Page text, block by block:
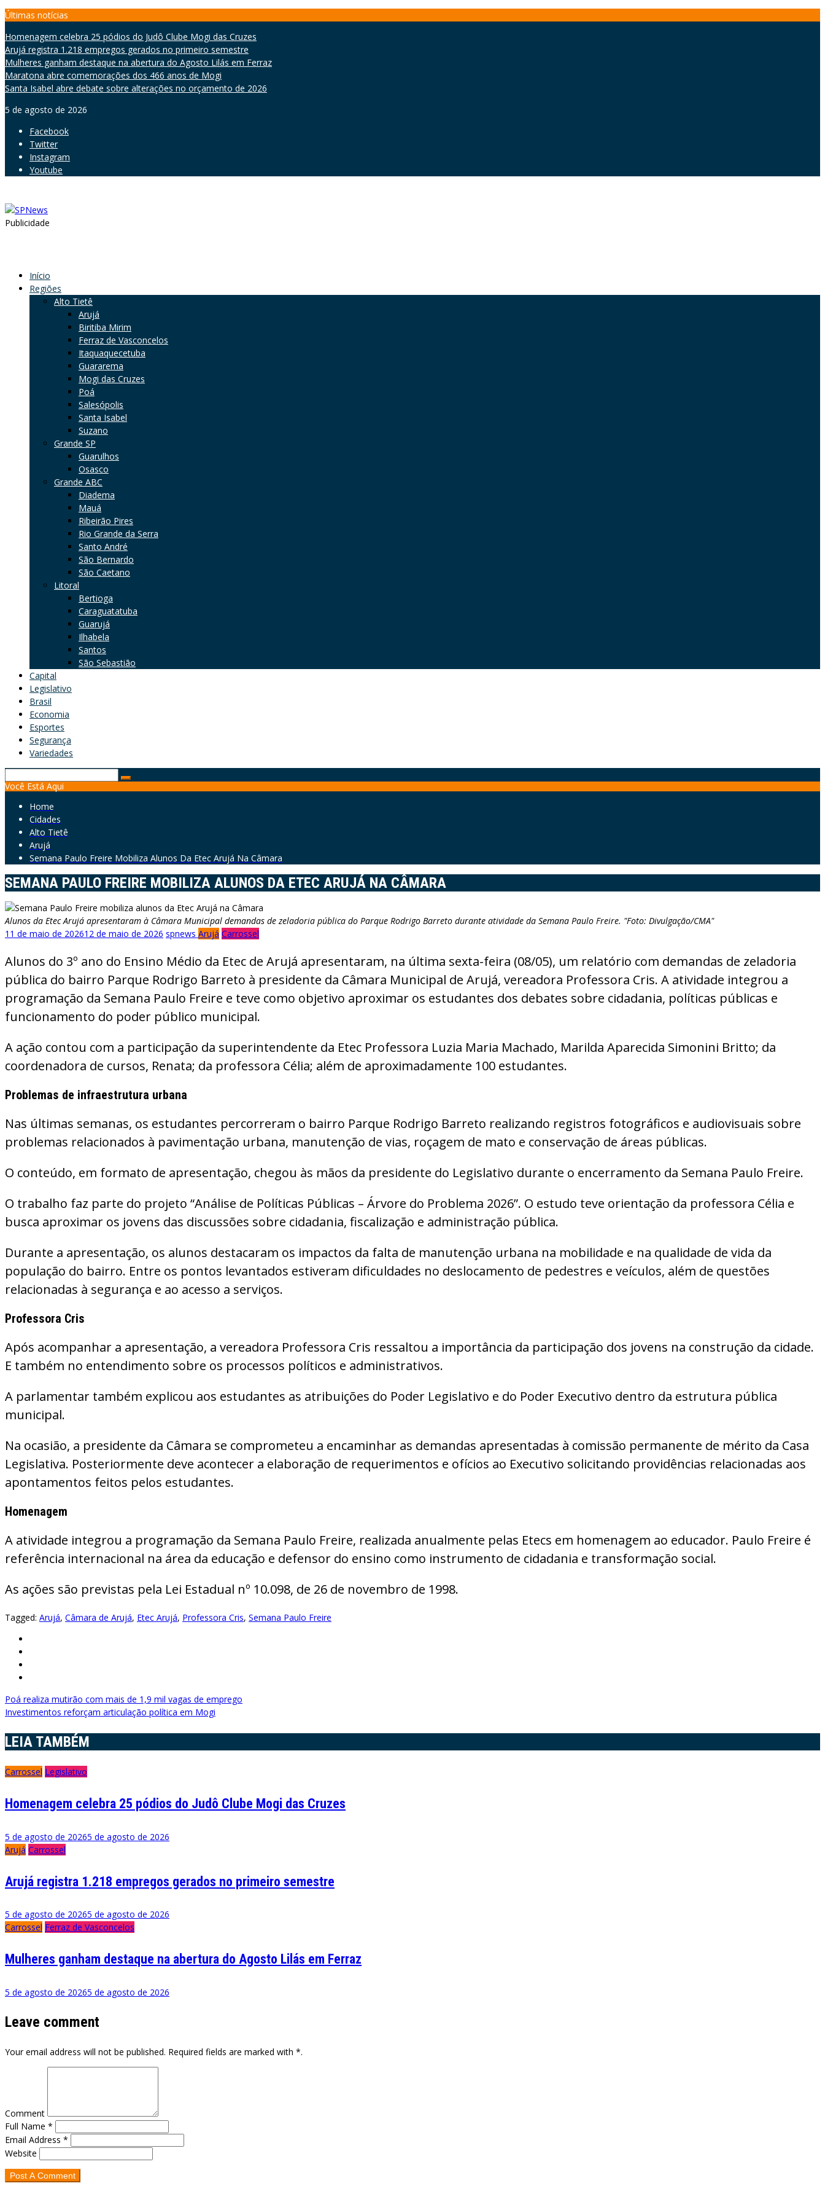
Skip
content
Últimas notícias
Homenagem celebra 25 pódios do Judô Clube Mogi das Cruzes
Arujá registra 1.218 empregos gerados no primeiro semestre
Mulheres ganham destaque na abertura do Agosto Lilás em Ferraz
Maratona abre comemorações dos 466 anos de Mogi
Santa Isabel abre debate sobre alterações no orçamento de 2026
5 de agosto de 2026
Facebook
Twitter
Instagram
Youtube
Publicidade
Início
Regiões
Alto Tietê
Arujá
Biritiba Mirim
Ferraz de Vasconcelos
Itaquaquecetuba
Guararema
Mogi das Cruzes
Poá
Salesópolis
Santa Isabel
Suzano
Grande SP
Guarulhos
Osasco
Grande ABC
Diadema
Mauá
Ribeirão Pires
Rio Grande da Serra
Santo André
São Bernardo
São Caetano
Litoral
Bertioga
Caraguatatuba
Guarujá
Ilhabela
Santos
São Sebastião
Capital
Legislativo
Brasil
Economia
Esportes
Segurança
Variedades
for:
Você Está Aqui
Home
Cidades
Alto Tietê
Arujá
Semana Paulo Freire Mobiliza Alunos Da Etec Arujá Na Câmara
SEMANA PAULO FREIRE MOBILIZA ALUNOS DA ETEC ARUJÁ NA CÂMARA
Alunos da Etec Arujá apresentaram à Câmara Municipal demandas de zeladoria pública do Parque Rodrigo Barreto durante atividade da Semana Paulo Freire. "Foto: Divulgação/CMA"
11 de maio de 202612 de maio de 2026 spnews Arujá Carrossel
Alunos do 3º ano do Ensino Médio da Etec de Arujá apresentaram, na última sexta-feira (08/05), um relatório com demandas de zeladoria
pública do bairro Parque Rodrigo Barreto à presidente da Câmara Municipal de Arujá, vereadora Professora Cris. A atividade integrou a
programação da Semana Paulo Freire e teve como objetivo aproximar os estudantes dos debates sobre cidadania, políticas públicas e
funcionamento do poder público municipal.
A ação contou com a participação da superintendente da Etec Professora Luzia Maria Machado, Marilda Aparecida Simonini Britto; da
coordenadora de cursos, Renata; da professora Célia; além de aproximadamente 100 estudantes.
Problemas de infraestrutura urbana
Nas últimas semanas, os estudantes percorreram o bairro Parque Rodrigo Barreto realizando registros fotográficos e audiovisuais sobre
problemas relacionados à pavimentação urbana, manutenção de vias, roçagem de mato e conservação de áreas públicas.
O conteúdo, em formato de apresentação, chegou às mãos da presidente do Legislativo durante o encerramento da Semana Paulo Freire.
O trabalho faz parte do projeto “Análise de Políticas Públicas – Árvore do Problema 2026”. O estudo teve orientação da professora Célia e
busca aproximar os jovens das discussões sobre cidadania, fiscalização e administração pública.
Durante a apresentação, os alunos destacaram os impactos da falta de manutenção urbana na mobilidade e na qualidade de vida da
população do bairro. Entre os pontos levantados estiveram dificuldades no deslocamento de pedestres e veículos, além de questões
relacionadas à segurança e ao acesso a serviços.
Professora Cris
Após acompanhar a apresentação, a vereadora Professora Cris ressaltou a importância da participação dos jovens na construção da cidade.
E também no entendimento sobre os processos políticos e administrativos.
A parlamentar também explicou aos estudantes as atribuições do Poder Legislativo e do Poder Executivo dentro da estrutura pública
municipal.
Na ocasião, a presidente da Câmara se comprometeu a encaminhar as demandas apresentadas à comissão permanente de mérito da Casa
Legislativa. Posteriormente deve acontecer a elaboração de requerimentos e ofícios ao Executivo solicitando providências relacionadas aos
apontamentos feitos pelos estudantes.
Homenagem
A atividade integrou a programação da Semana Paulo Freire, realizada anualmente pelas Etecs em homenagem ao educador. Paulo Freire é
referência internacional na área da educação e defensor do ensino como instrumento de cidadania e transformação social.
As ações são previstas pela Lei Estadual nº 10.098, de 26 de novembro de 1998.
Tagged: Arujá, Câmara de Arujá, Etec Arujá, Professora Cris, Semana Paulo Freire
Navegação
de
Post
Poá realiza mutirão com mais de 1,9 mil vagas de emprego
Investimentos reforçam articulação política em Mogi
LEIA TAMBÉM
Carrossel Legislativo
Homenagem celebra 25 pódios do Judô Clube Mogi das Cruzes
5 de agosto de 20265 de agosto de 2026
Arujá Carrossel
Arujá registra 1.218 empregos gerados no primeiro semestre
5 de agosto de 20265 de agosto de 2026
Carrossel Ferraz de Vasconcelos
Mulheres ganham destaque na abertura do Agosto Lilás em Ferraz
5 de agosto de 20265 de agosto de 2026
Leave comment
Your email address will not be published. Required fields are marked with *.
Comment
Full Name *
Email Address *
Website